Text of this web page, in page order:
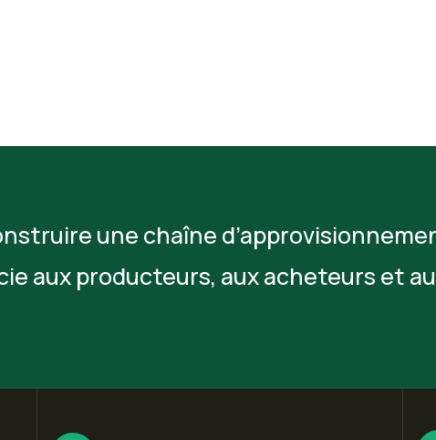
une chaîne
aux producteurs, aux acheteurs et